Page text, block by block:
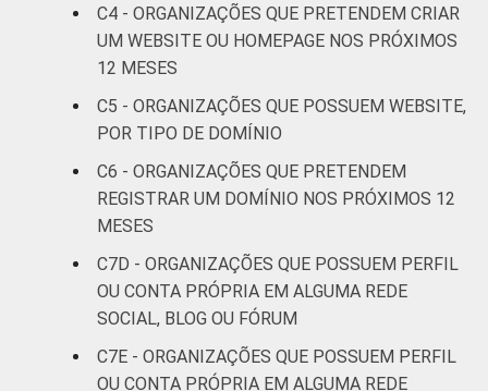
social
Fonte: CGI.br/NIC.br, Centro Regional de
Sociedade da Informação (Cetic.br),
Pesquisa sobre o uso das Tecnologias de
Informação e Comunicação nas organizações
sem fins lucrativos brasileiras - TIC
Organizações Sem Fins Lucrativos 2016
C4 - ORGANIZAÇÕES QUE PRETENDEM CRIAR
UM WEBSITE OU HOMEPAGE NOS PRÓXIMOS
12 MESES
C5 - ORGANIZAÇÕES QUE POSSUEM WEBSITE,
POR TIPO DE DOMÍNIO
C6 - ORGANIZAÇÕES QUE PRETENDEM
REGISTRAR UM DOMÍNIO NOS PRÓXIMOS 12
MESES
C7D - ORGANIZAÇÕES QUE POSSUEM PERFIL
OU CONTA PRÓPRIA EM ALGUMA REDE
SOCIAL, BLOG OU FÓRUM
C7E - ORGANIZAÇÕES QUE POSSUEM PERFIL
OU CONTA PRÓPRIA EM ALGUMA REDE